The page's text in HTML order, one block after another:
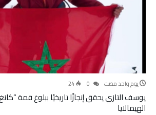
‫‫‫‏‫يوم واحد مضت‬ 24
الهيمالايا